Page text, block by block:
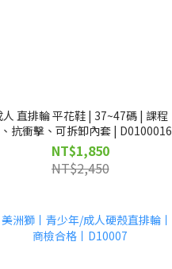
人 直排輪 平花鞋 | 37~47碼 | 課程
抗衝擊、可拆卸內套 | D0100016
NT$1,850
NT$2,450